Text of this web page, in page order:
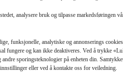
analysere bruk og tilpasse markedsføringen
funksjonelle, analytiske og annonserings
fungere og kan ikke deaktiveres. Ved å trykke
sporingsteknologier på enheten din.
eller ved å kontakte oss for veiledning.